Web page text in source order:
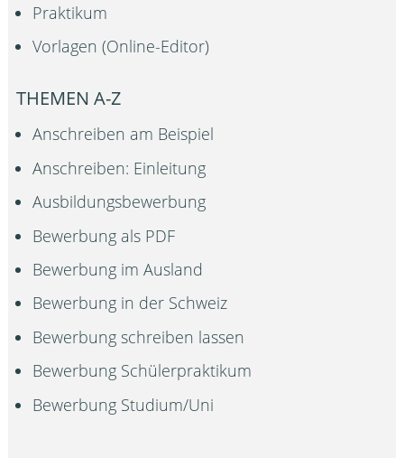
Praktikum
Vorlagen (Online-Editor)
THEMEN A-Z
Anschreiben am Beispiel
Anschreiben: Einleitung
Ausbildungsbewerbung
Bewerbung als PDF
Bewerbung im Ausland
Bewerbung in der Schweiz
Bewerbung schreiben lassen
Bewerbung Schülerpraktikum
Bewerbung Studium/Uni